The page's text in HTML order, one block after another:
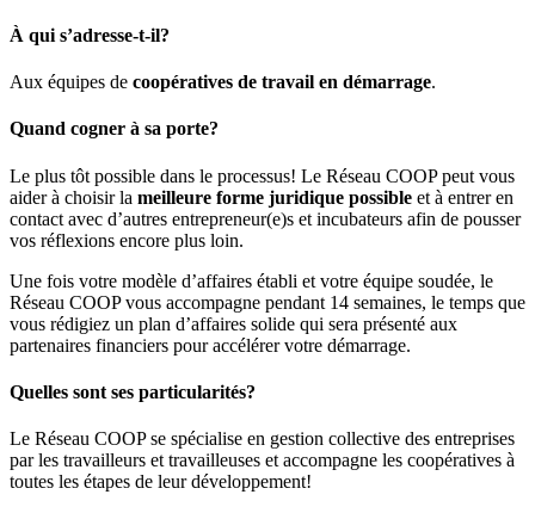
À qui s’adresse-t-il?
Aux équipes de coopératives de travail en démarrage.
Quand cogner à sa porte?
Le plus tôt possible dans le processus! Le Réseau COOP peut vous
aider à choisir la meilleure forme juridique possible et à entrer en
contact avec d’autres entrepreneur(e)s et incubateurs afin de pousser
vos réflexions encore plus loin.
Une fois votre modèle d’affaires établi et votre équipe soudée, le
Réseau COOP vous accompagne pendant 14 semaines, le temps que
vous rédigiez un plan d’affaires solide qui sera présenté aux
partenaires financiers pour accélérer votre démarrage.
Quelles sont ses particularités?
Le Réseau COOP se spécialise en gestion collective des entreprises
par les travailleurs et travailleuses et accompagne les coopératives à
toutes les étapes de leur développement!